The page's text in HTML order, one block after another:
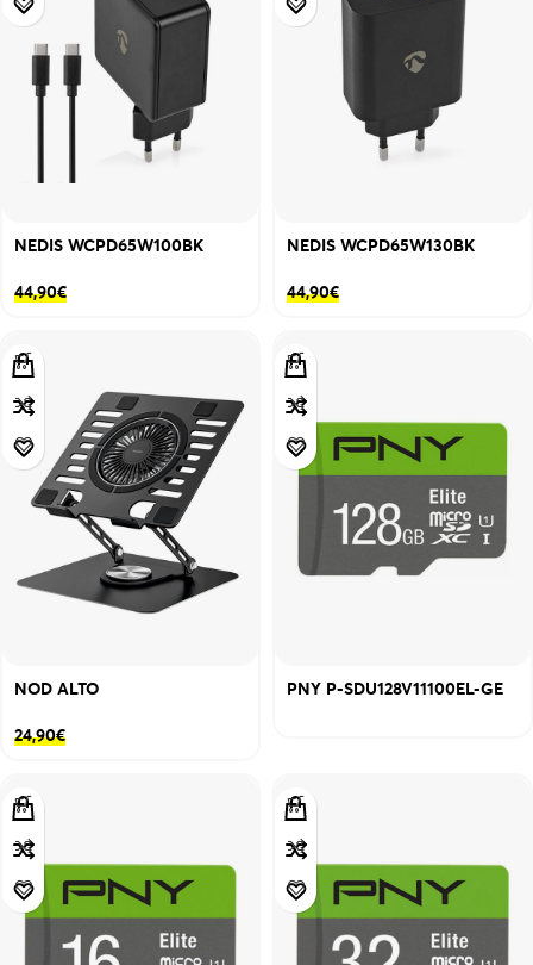
NEDIS WCPD65W100BK
44,90€
NEDIS WCPD65W130BK
44,90€
NOD ALTO
24,90€
PNY P-SDU128V11100EL-GE